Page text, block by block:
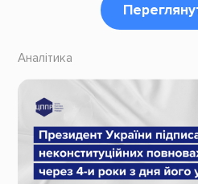
Аналітика